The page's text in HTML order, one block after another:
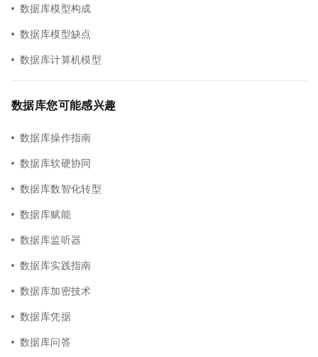
数据库模型构成
数据库模型缺点
数据库计算机模型
数据库您可能感兴趣
数据库操作指南
数据库软硬协同
数据库数智化转型
数据库赋能
数据库监听器
数据库实践指南
数据库加密技术
数据库凭据
数据库问答